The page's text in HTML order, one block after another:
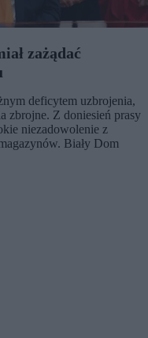
zażądać
deficytem uzbrojenia,
zbrojne. Z doniesień prasy
niezadowolenie z
Biały Dom